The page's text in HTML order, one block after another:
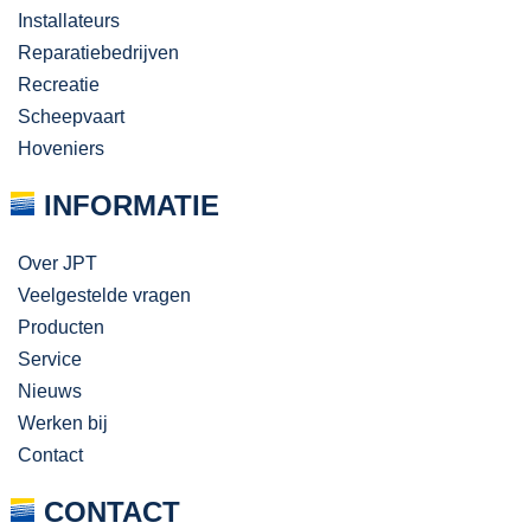
Installateurs
Reparatiebedrijven
Recreatie
Scheepvaart
Hoveniers
INFORMATIE
Over JPT
Veelgestelde vragen
Producten
Service
Nieuws
Werken bij
Contact
CONTACT